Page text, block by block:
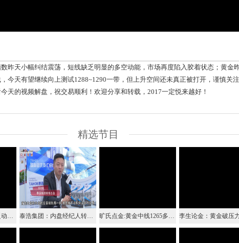
天小幅纠结震荡，短线缺乏明显的多空动能，市场再度陷入胶着状态；黄金
今天有望继续向上测试1288~1290一带，但上升空间还未真正被打开，谨慎关
天的视频解盘，祝交易顺利！欢迎分享和转载，2017一定悦来越好！
精选节目
邵悦华：美元短线缺乏动能 澳元纽元空头方向 泰浩集团：内盘经纪人转到经纪商需要注意什么 旷氏点金:黄金中线1265多已经大幅获利 短线1278继续跟进